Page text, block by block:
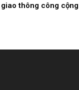
thông công cộng